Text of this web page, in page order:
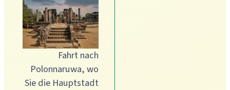
Fahrt nach
Polonnaruwa, wo
Sie die Hauptstadt